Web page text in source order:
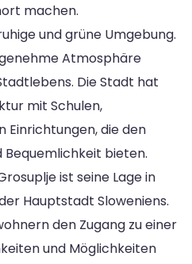
machen.
und grüne Umgebung.
Atmosphäre
Die Stadt hat
mit Schulen,
Einrichtungen, die den
bieten.
ist seine Lage in
Hauptstadt Sloweniens.
den Zugang zu einer
und Möglichkeiten